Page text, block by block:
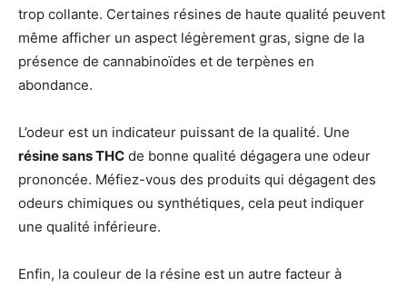
trop collante. Certaines résines de haute qualité peuvent
même afficher un aspect légèrement gras, signe de la
présence de cannabinoïdes et de terpènes en
abondance.
L’odeur est un indicateur puissant de la qualité. Une
résine sans THC de bonne qualité dégagera une odeur
prononcée. Méfiez-vous des produits qui dégagent des
odeurs chimiques ou synthétiques, cela peut indiquer
une qualité inférieure.
Enfin, la couleur de la résine est un autre facteur à